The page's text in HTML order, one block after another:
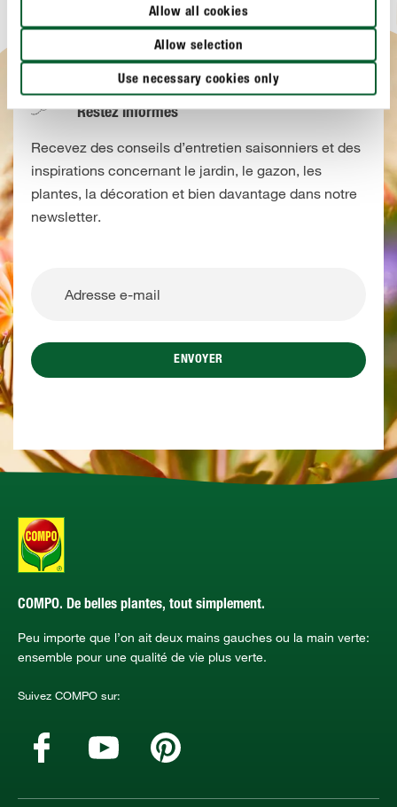
Allow all cookies
Allow selection
Use necessary cookies only
INSCRIPTION À LA NEWSLETTER
Restez informés
Recevez des conseils d’entretien saisonniers et des
inspirations concernant le jardin, le gazon, les
plantes, la décoration et bien davantage dans notre
newsletter.
ENVOYER
COMPO. De belles plantes, tout simplement.
Peu importe que l’on ait deux mains gauches ou la main verte:
ensemble pour une qualité de vie plus verte.
Suivez COMPO sur: